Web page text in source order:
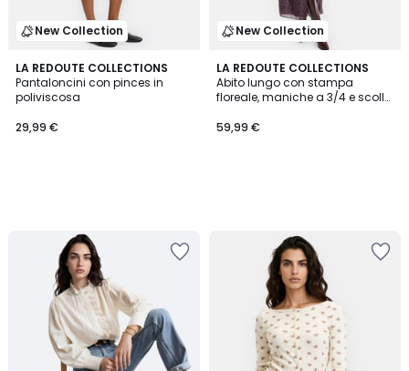
New Collection
LA REDOUTE COLLECTIONS
Pantaloncini con pinces in
poliviscosa
29,99 €
New Collection
LA REDOUTE COLLECTIONS
Abito lungo con stampa
floreale, maniche a 3/4 e scollo
59,99 €